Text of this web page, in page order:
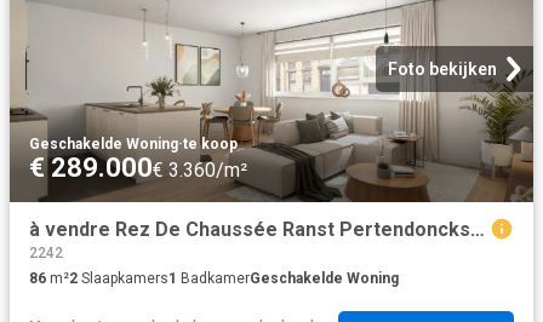
Foto bekijken
Geschakelde Woning·te koop
€ 289.000€ 3.360/m²
à vendre Rez De Chaussée Ranst Pertendonckstraat
2242
86 m²2 Slaapkamers1 BadkamerGeschakelde Woning